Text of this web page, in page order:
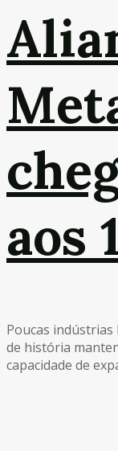
aos
Poucas
de história
capacidade de